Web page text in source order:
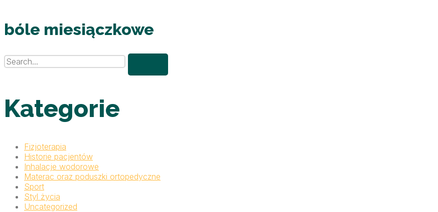
bóle miesiączkowe
Kategorie
Fizjoterapia
Historie pacjentów
Inhalacje wodorowe
Materac oraz poduszki ortopedyczne
Sport
Styl życia
Uncategorized